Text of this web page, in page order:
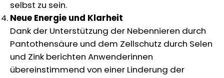
selbst zu sein.
Neue Energie und Klarheit
Dank der Unterstützung der Nebennieren durch
Pantothensäure und dem Zellschutz durch Selen
und Zink berichten Anwenderinnen
übereinstimmend von einer Linderung der